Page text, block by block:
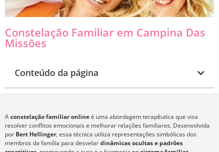
Constelação Familiar em Campina Das
Missões
Conteúdo da página
Aconstelação familiar onlineé uma abordagem terapêutica que visa
resolver conflitos emocionais e melhorar relações familiares. Desenvolvida
por Bert Hellinger, essa técnica utiliza representações simbólicas dos
membros da família para desvelardinâmicas ocultas e padrões